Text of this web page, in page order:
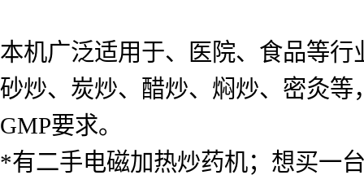
本机广泛适用于、医院、食品等
砂炒、炭炒、醋炒、焖炒、密灸
GMP要求。
*有二手电磁加热炒药机；想买一